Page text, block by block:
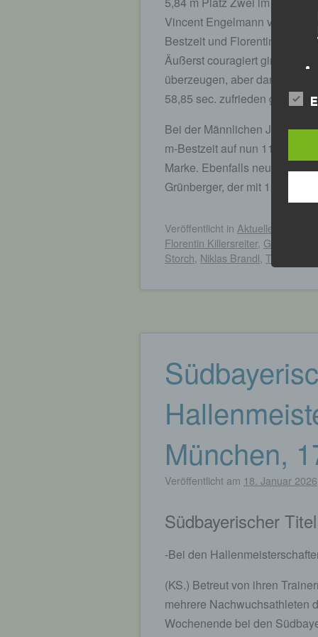
Vincent Engelmann
Bestzeit und Florentin
Äußerst couragiert ging Tim
überzeugen, aber dann ging
58,85 sec. zufrieden geben.
Bei der Männlichen Jugend
m-Bestzeit auf nun 11,69 sec.
Marke. Ebenfalls neue
Grünberger, der mit 12,43 sec.
Veröffentlicht in Aktuelles
Florentin Killersreiter, Germering
Storch Niklas Brandl Tim Zauner
München,
Veröffentlicht am 18. Januar 2026
Südbayerischer
-Bei den
(KS.) Betreut von ihren
mehrere Nachwuchsathleten
Wochenende bei den